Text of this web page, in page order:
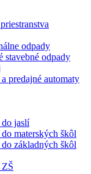
odpady
stavebné odpady
predajné automaty
jaslí
materských škôl
základných škôl
ZŠ